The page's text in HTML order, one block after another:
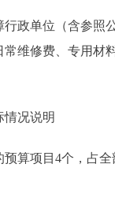
单位（含参照公
维修费、专用材
况说明
项目4个，占全